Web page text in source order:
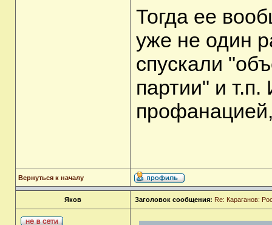
Тогда ее
уже не один
спускали
партии" и т.п.
Вернуться к началу
Яков Заголовок сообщения: Re: Караганов: